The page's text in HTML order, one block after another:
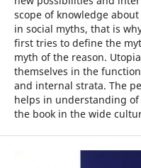
scope of knowledge
in social myths, that is
first tries to define the
myth of the reason.
themselves in the
and internal strata. The
helps in understanding
the book in the wide